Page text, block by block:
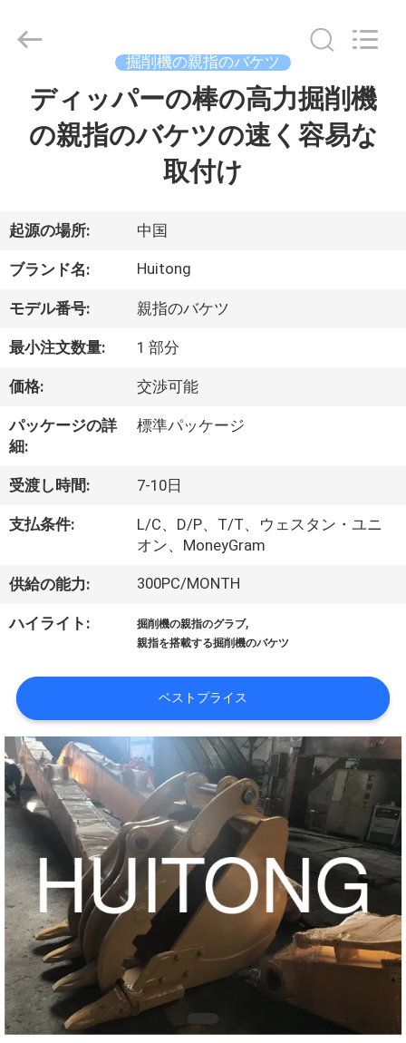
品
VR
ョ
ー
た
し
た
つ
い
て
工
場
ツ
ア
ー
品
2025
Reserved.
掘削機の親指のバケツ
ディッパーの棒の高力掘削機
の親指のバケツの速く容易な
取付け
起源の場所: 中国
ブランド名: Huitong
モデル番号: 親指のバケツ
最小注文数量: 1 部分
価格: 交渉可能
パッケージの詳
細:
標準パッケージ
受渡し時間: 7-10日
支払条件:
L/C、D/P、T/T、ウェスタン・ユニ
オン、MoneyGram
供給の能力: 300PC/MONTH
ハイライト: 掘削機の親指のグラブ,
親指を搭載する掘削機のバケツ
ベストプライス